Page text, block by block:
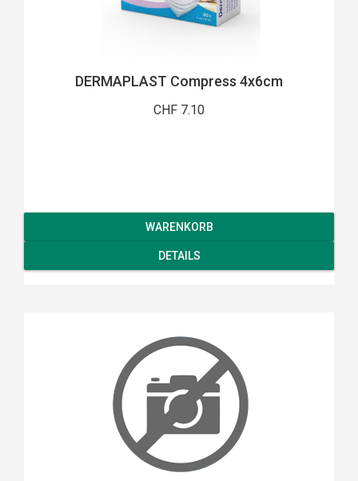
DERMAPLAST Compress 4x6cm
CHF 7.10
WARENKORB
DETAILS